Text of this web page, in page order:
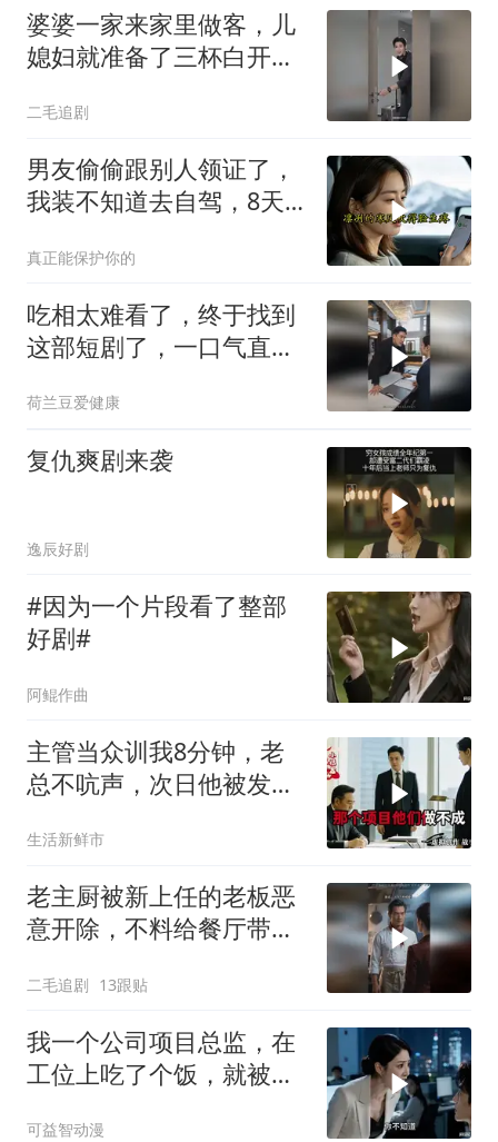
婆婆一家来家里做客，儿
媳妇就准备了三杯白开
二毛追剧
男友偷偷跟别人领证了，
我装不知道去自驾，8天
了，你什么时候过来交住
院费？我回
真正能保护你的
吃相太难看了，终于找到
这部短剧了，一口气直接
荷兰豆爱健康
复仇爽剧来袭
逸辰好剧
#因为一个片段看了整部
好剧#
阿鲲作曲
主管当众训我8分钟，老
总不吭声，次日他被发配
生活新鲜市
老主厨被新上任的老板恶
意开除，不料给餐厅带来
二毛追剧 13跟贴
我一个公司项目总监，在
工位上吃了个饭，就被新
可益智动漫